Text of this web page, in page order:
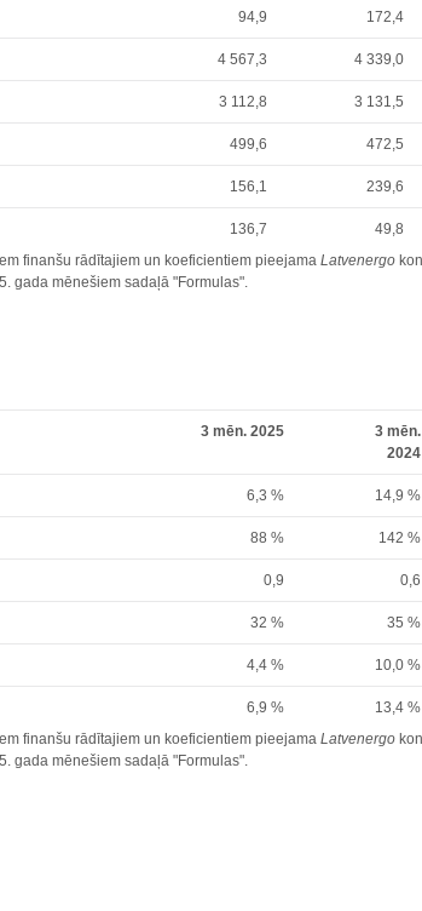
94,9 172,4
4 567,3 4 339,0
3 112,8 3 131,5
499,6 472,5
156,1 239,6
136,7
49,8
finanšu rādītajiem un koeficientiem pieejamaLatvenergo
gada mēnešiem sadaļā "Formulas".
3 mēn. 2025
3 mēn.
2024
6,3 % 14,9 %
88 % 142 %
0,9 0,6
32 % 35 %
4,4 % 10,0 %
6,9 %
13,4 %
finanšu rādītajiem un koeficientiem pieejamaLatvenergo
gada mēnešiem sadaļā "Formulas".